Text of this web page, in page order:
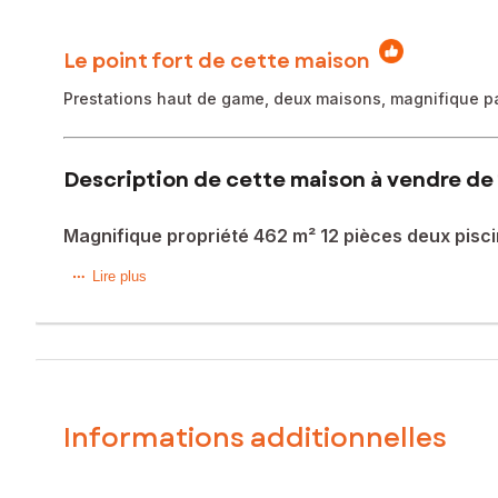
Le point fort de cette maison
Prestations haut de game, deux maisons, magnifique
Description de cette maison à vendre de
Magnifique propriété 462 m² 12 pièces deux
Située à Bieujac (33210), cette magnifique propriété
environnantes.
À l'extérieur, cette propriété présente des espaces de
Lire plus
Informations additionnelles